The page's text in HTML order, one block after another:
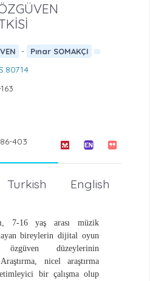
- Pınar SOMAKÇI
403
English
Turkish
7-16 yaş arası müzik
bireylerin dijital oyun
özgüven düzeylerinin
Araştırma, nicel araştırma
bir çalışma olup